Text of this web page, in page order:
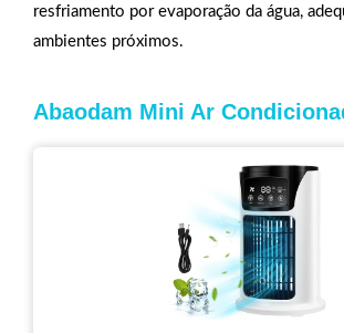
resfriamento por evaporação da água,
ambientes próximos.
Abaodam Mini Ar